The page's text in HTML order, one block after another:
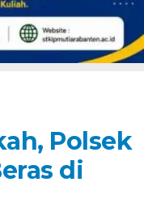
Polsek
di